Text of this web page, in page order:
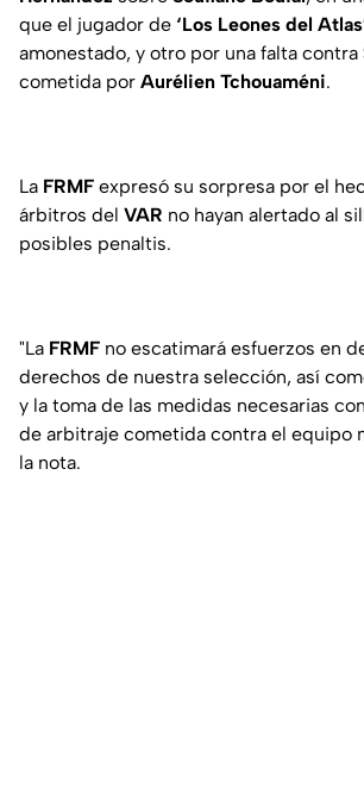
que el jugador de ‘Los Leones del
amonestado, y otro por una falta contra
cometida por Aurélien Tchouaméni.
La FRMF expresó su sorpresa por el
árbitros del VAR no hayan alertado al
posibles penaltis.
"La FRMF no escatimará esfuerzos en
derechos de nuestra selección, así
y la toma de las medidas necesarias
de arbitraje cometida contra el equipo
la nota.